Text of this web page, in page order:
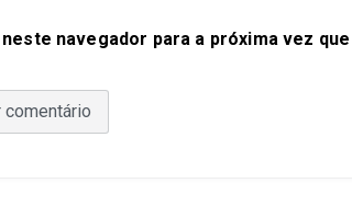
navegador para a próxima vez